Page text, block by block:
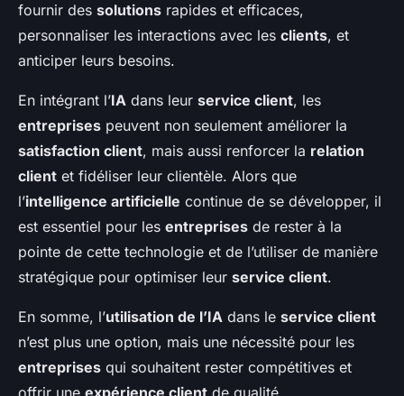
fournir des solutions rapides et efficaces,
personnaliser les interactions avec les clients, et
anticiper leurs besoins.
En intégrant l’IA dans leur service client, les
entreprises peuvent non seulement améliorer la
satisfaction client, mais aussi renforcer la relation
client et fidéliser leur clientèle. Alors que
l’intelligence artificielle continue de se développer, il
est essentiel pour les entreprises de rester à la
pointe de cette technologie et de l’utiliser de manière
stratégique pour optimiser leur service client.
En somme, l’utilisation de l’IA dans le service client
n’est plus une option, mais une nécessité pour les
entreprises qui souhaitent rester compétitives et